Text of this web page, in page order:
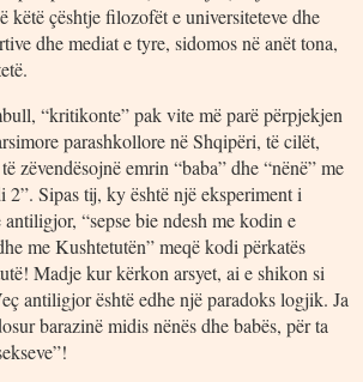
këtë çështje filozofët e universiteteve dhe
dhe mediat e tyre, sidomos në anët tona,
“kritikonte” pak vite më parë përpjekjen
parashkollore në Shqipëri, të cilët,
zëvendësojnë emrin “baba” dhe “nënë” me
2”. Sipas tij, ky është një eksperiment i
“sepse bie ndesh me kodin e
me Kushtetutën” meqë kodi përkatës
Madje kur kërkon arsyet, ai e shikon si
antiligjor është edhe një paradoks logjik. Ja
barazinë midis nënës dhe babës, për ta